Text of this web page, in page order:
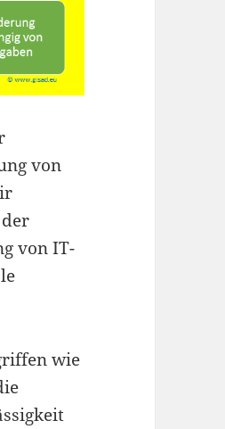
von
von IT-
wie